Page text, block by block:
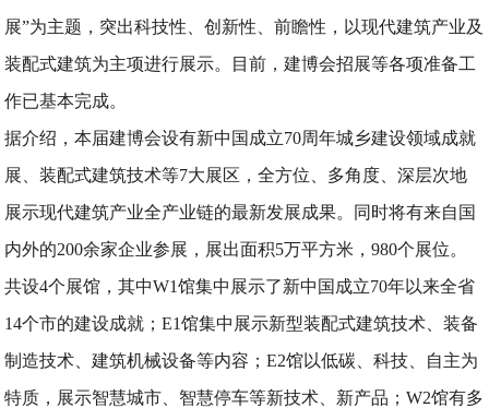
展”为主题，突出科技性、创新性、前瞻性，以现代建筑产业及
装配式建筑为主项进行展示。目前，建博会招展等各项准备工
作已基本完成。
据介绍，本届建博会设有新中国成立70周年城乡建设领域成就
展、装配式建筑技术等7大展区，全方位、多角度、深层次地
展示现代建筑产业全产业链的最新发展成果。同时将有来自国
内外的200余家企业参展，展出面积5万平方米，980个展位。
共设4个展馆，其中W1馆集中展示了新中国成立70年以来全省
14个市的建设成就；E1馆集中展示新型装配式建筑技术、装备
制造技术、建筑机械设备等内容；E2馆以低碳、科技、自主为
特质，展示智慧城市、智慧停车等新技术、新产品；W2馆有多